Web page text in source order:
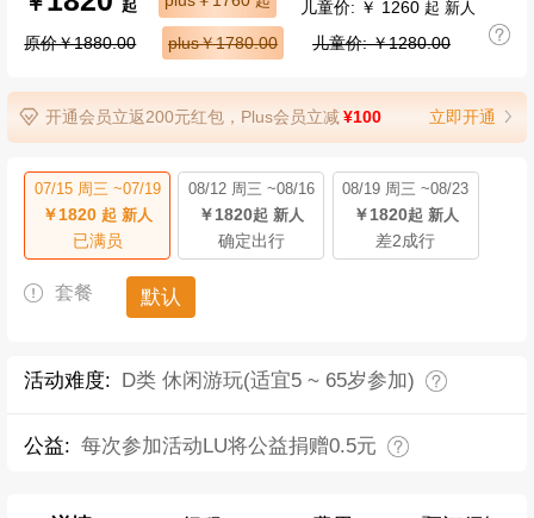
起 儿童价: ￥ 1260 起 新人
原价￥1880.00 plus￥1780.00 儿童价: ￥1280.00
开通会员立返200元红包，Plus会员立减¥100 立即开通
07/15 周三 ~07/19
￥1820起 新人
已满员
08/12 周三 ~08/16
￥1820起 新人
确定出行
08/19 周三 ~08/23
￥1820起 新人
差2成行
套餐 默认
活动难度: D类 休闲游玩(适宜5 ~ 65岁参加)
公益: 每次参加活动LU将公益捐赠0.5元